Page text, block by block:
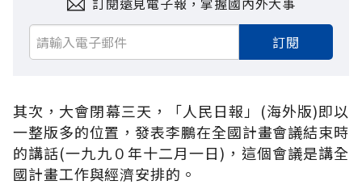
訂閱
其次，大會閉幕三天，「人民日報」(海外版)即以
一整版多的位置，發表李鵬在全國計畫會議結束時
的講話(一九九０年十二月一日)，這個會議是講全
國計畫工作與經濟安排的。